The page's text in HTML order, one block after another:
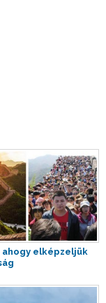
ahogy elképzeljük